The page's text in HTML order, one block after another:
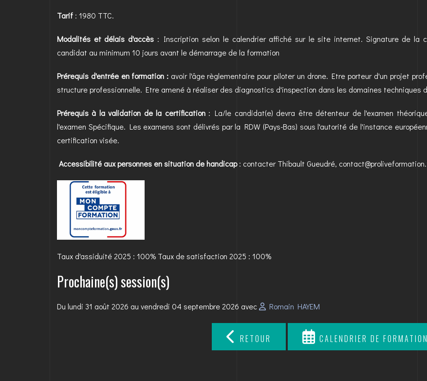
Tarif : 1980 TTC.
Modalités et délais d'accès : Inscription selon le calendrier affiché sur le site internet. Signature de la
candidat au minimum 10 jours avant le démarrage de la formation
Prérequis d'entrée en formation : avoir l'âge règlementaire pour piloter un drone. Etre porteur d'un projet
structure professionnelle. Etre amené à réaliser des diagnostics d'inspection dans les domaines techniques
Prérequis à la validation de la certification : La/le candidat(e) devra être détenteur de l'examen
l'examen Spécifique. Les examens sont délivrés par la RDW (Pays-Bas) sous l'autorité de l'instance
certification visée.
Accessibilité aux personnes en situation de handicap: contacter Thibault Gueudré,
Taux d'assiduité 2025 : 100% Taux de satisfaction 2025 : 100%
Prochaine(s) session(s)
Du lundi 31 août 2026 au vendredi 04 septembre 2026 avec Romain HAYEM
RETOUR CALENDRIER DE FORMATION